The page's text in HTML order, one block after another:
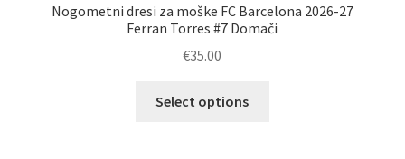
Nogometni dresi za moške FC Barcelona 2026-27
Ferran Torres #7 Domači
€35.00
Select options